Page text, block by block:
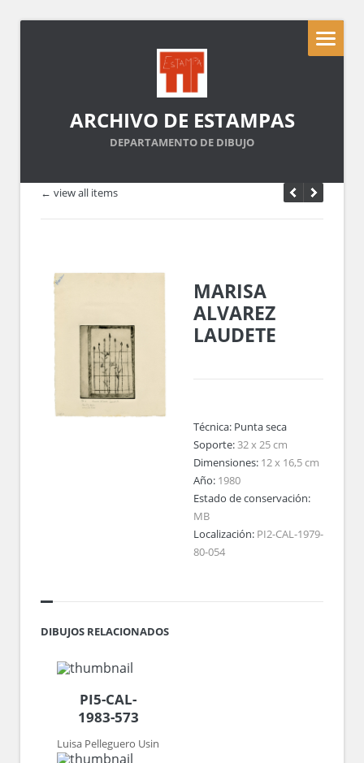
ARCHIVO DE ESTAMPAS
DEPARTAMENTO DE DIBUJO
← view all items
MARISA
ALVAREZ
LAUDETE
Técnica: Punta seca
Soporte:32 x 25 cm
Dimensiones: 12 x 16,5 cm
Año: 1980
Estado de conservación:
MB
Localización: PI2-CAL-1979-
80-054
DIBUJOS RELACIONADOS
PI5-CAL-
1983-573
Luisa Pelleguero Usin